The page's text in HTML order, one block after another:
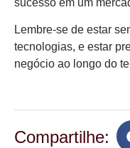
Lembre-se de estar
tecnologias, e estar
negócio ao longo do
Compartilhe: